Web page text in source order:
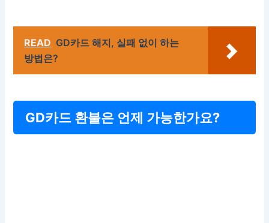
READ GD카드 해지, 실패 없이 하는
방법은?
GD카드 환불은 언제 가능한가요?